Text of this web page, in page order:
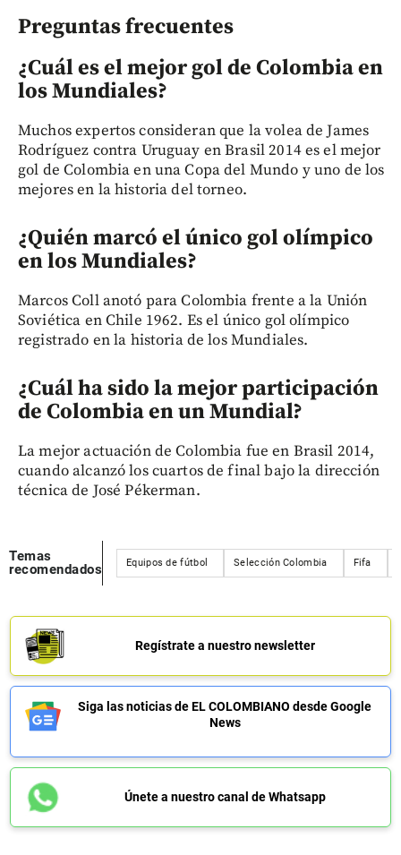
Preguntas frecuentes
¿Cuál es el mejor gol de Colombia en
los Mundiales?
Muchos expertos consideran que la volea de James
Rodríguez contra Uruguay en Brasil 2014 es el mejor
gol de Colombia en una Copa del Mundo y uno de los
mejores en la historia del torneo.
¿Quién marcó el único gol olímpico
en los Mundiales?
Marcos Coll anotó para Colombia frente a la Unión
Soviética en Chile 1962. Es el único gol olímpico
registrado en la historia de los Mundiales.
¿Cuál ha sido la mejor participación
de Colombia en un Mundial?
La mejor actuación de Colombia fue en Brasil 2014,
cuando alcanzó los cuartos de final bajo la dirección
técnica de José Pékerman.
Temas
recomendados
Equipos de fútbol Selección Colombia Fifa
Regístrate a nuestro newsletter
Siga las noticias de EL COLOMBIANO desde Google
News
Únete a nuestro canal de Whatsapp